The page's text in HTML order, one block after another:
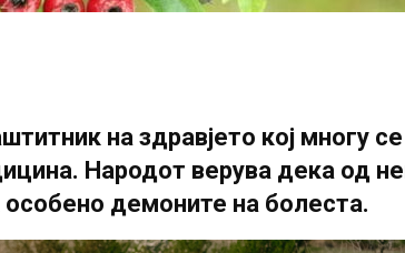
на здравјето кој многу
Народот верува дека од
демоните на болеста.